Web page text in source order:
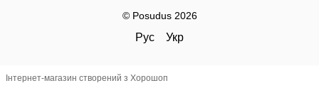
© Posudus 2026
Рус Укр
Інтернет-магазин створений з Хорошоп